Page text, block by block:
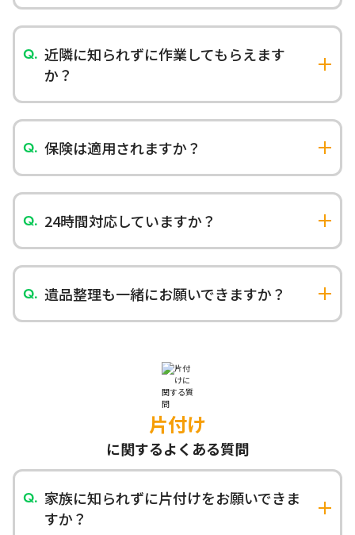
孤独死現場、事故現場、ゴミ屋敷など、通常の清
掃では対応できない現場の清掃・除菌・消臭・原
状回復作業を行います。専門知識と技術を持った
スタッフが対応いたします。
近隣に知られずに作業してもらえます
か？
はい、プライバシーに最大限配慮いたします。目
立たない服装・無地車両での訪問・作業時間の調
整など、ご近所への配慮を徹底しています。
保険は適用されますか？
火災保険の特約で特殊清掃費用が補償される場合
があります。保険会社にご確認いただくか、当社
でもサポートいたします。
24時間対応していますか？
追加の費用がかかりますが、緊急の場合は24時間
対応いたします。深夜・早朝・土日祝日でもまず
はお電話でご相談ください。
遺品整理も一緒にお願いできますか？
はい、特殊清掃と遺品整理を一括で対応可能で
片付け
に関するよくある質問
家族に知られずに片付けをお願いできま
すか？